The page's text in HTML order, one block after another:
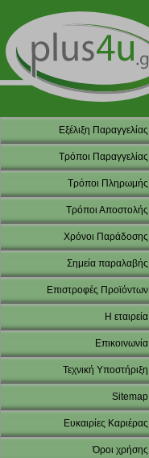
Εξέλιξη Παραγγελίας
Τρόποι Παραγγελίας
Τρόποι Πληρωμής
Τρόποι Αποστολής
Χρόνοι Παράδοσης
Σημεία παραλαβής
Επιστροφές Προϊόντων
Η εταιρεία
Επικοινωνία
Τεχνική Υποστήριξη
Sitemap
Ευκαιρίες Καριέρας
Όροι χρήσης